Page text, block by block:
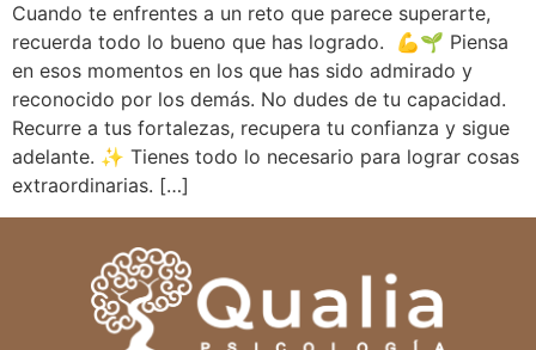
Cuando te enfrentes a un reto que parece superarte,
recuerda todo lo bueno que has logrado. 💪🌱 Piensa
en esos momentos en los que has sido admirado y
reconocido por los demás. No dudes de tu capacidad.
Recurre a tus fortalezas, recupera tu confianza y sigue
adelante. ✨ Tienes todo lo necesario para lograr cosas
extraordinarias. […]